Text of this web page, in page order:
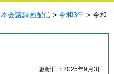
本会議録画配信 > 令和3年 > 令和
更新日：2025年9月3日